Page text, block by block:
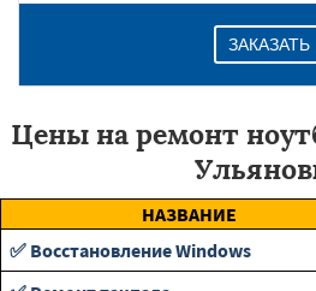
ЗАКАЗАТЬ
Цены на ремонт
НАЗВАНИЕ
✅ Восстановление Windows